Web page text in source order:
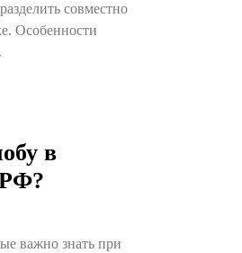
совместно
Особенности
в
важно знать при